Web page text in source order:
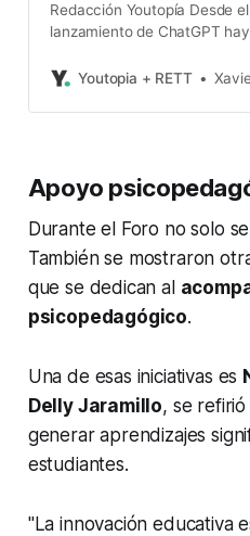
Redacción Youtopía Desde el
lanzamiento de ChatGPT
(IA) y su incidencia en
conocimiento humano. La
consecuencias tendrá esta
novedad para el trabajo de los
docentes
Youtopia + RETT Xavier
Apoyo
Durante el Foro no solo
También se mostraron
que se dedican al
psicopedagógico.
Una de esas iniciativas es
Delly Jaramillo, se
generar aprendizajes
estudiantes.
"La innovación educativa